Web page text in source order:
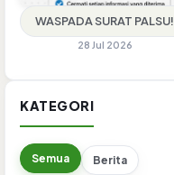
WASPADA SURAT PALSU!
28 Jul 2026
KATEGORI
Semua Berita